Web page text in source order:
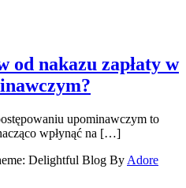
od nakazu zapłaty w
upominawczym to
wpłynąć na […]
Delightful Blog By Adore